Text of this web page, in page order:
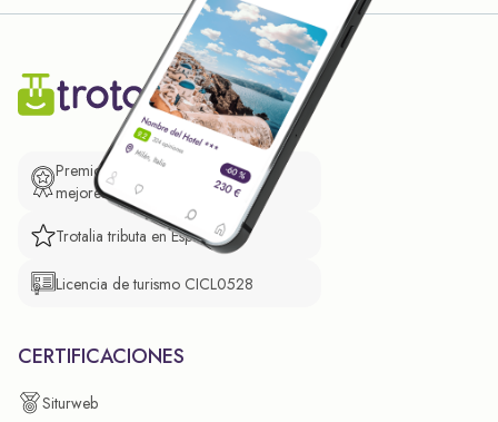
Premio de El Confidencial a las
mejores prácticas empresariales.
Trotalia tributa en España
Licencia de turismo CICL0528
CERTIFICACIONES
Siturweb